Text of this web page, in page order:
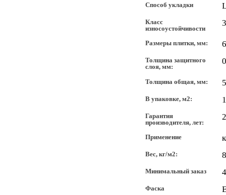
Способ укладки
Класс
износоустойчивости
Размеры плитки, мм:
Толщина защитного
слоя, мм:
Толщина общая, мм: 5
В упаковке, м2:
Гарантия
производителя, лет:
Применение
Вес, кг/м2:
Минимальный заказ
Фаска